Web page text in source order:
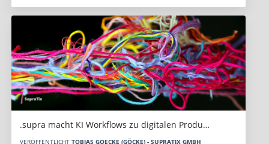
.supra macht KI Workflows zu digitalen Produ…
VERÖFFENTLICHT TOBIAS GOECKE (GÖCKE) - SUPRATIX GMBH